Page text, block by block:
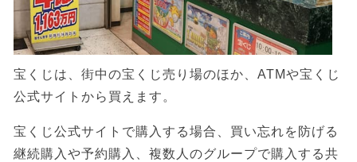
宝くじは、街中の宝くじ売り場のほか、ATMや宝くじ
公式サイトから買えます。
宝くじ公式サイトで購入する場合、買い忘れを防げる
継続購入や予約購入、複数人のグループで購入する共